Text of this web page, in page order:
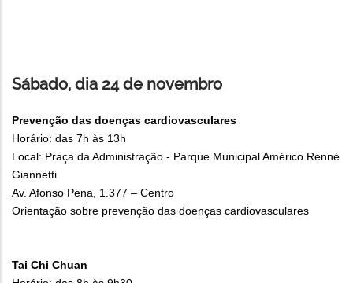
Sábado, dia 24 de novembro
Prevenção das doenças cardiovasculares
Horário: das 7h às 13h
Local: Praça da Administração - Parque Municipal Américo Renné
Giannetti
Av. Afonso Pena, 1.377 – Centro
Orientação sobre prevenção das doenças cardiovasculares
Tai Chi Chuan